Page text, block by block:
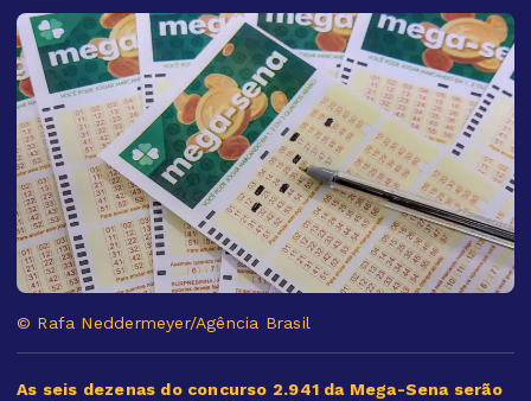
© Rafa Neddermeyer/Agência Brasil
As seis dezenas do concurso 2.941 da Mega-Sena serão